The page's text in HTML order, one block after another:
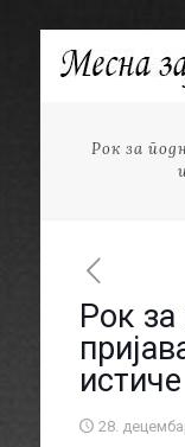
Рок за
Рок
28.